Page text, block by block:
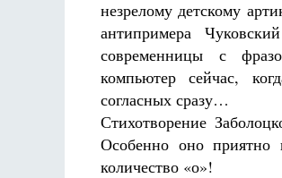
незрелому детскому
антипримера
современницы с
компьютер сейчас,
согласных сразу…
Стихотворение
Особенно оно приятно
количество «о»!